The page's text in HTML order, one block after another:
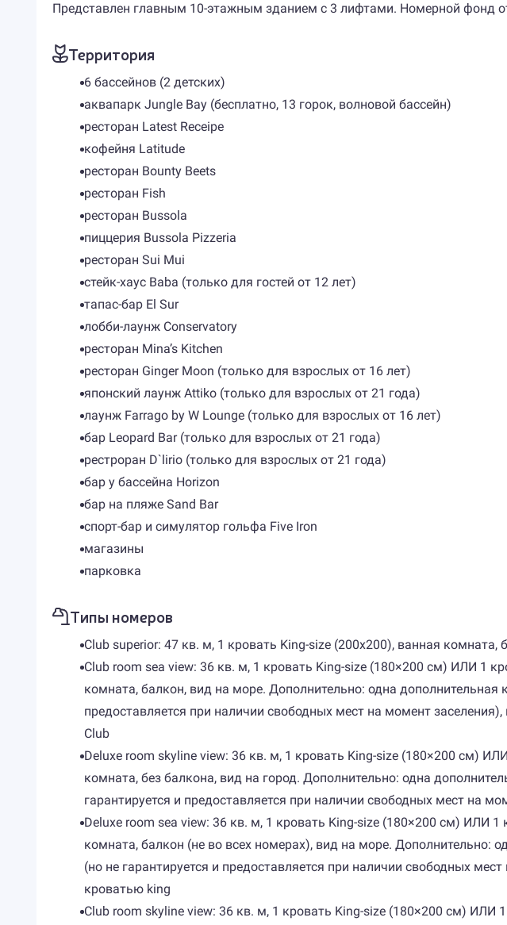
Представлен главным 10-этажным зданием с 3 лифтами. Номерной фонд
Территория
6 бассейнов (2 детских)
аквапарк Jungle Bay (бесплатно, 13 горок, волновой бассейн)
ресторан Latest Receipe
кофейня Latitude
ресторан Bounty Beets
ресторан Fish
ресторан Bussola
пиццерия Bussola Pizzeria
ресторан Sui Mui
стейк-хаус Baba (только для гостей от 12 лет)
тапас-бар El Sur
лобби-лаунж Сonservatory
ресторан Mina’s Kitchen
ресторан Ginger Moon (только для взрослых от 16 лет)
японский лаунж Attiko (только для взрослых от 21 года)
лаунж Farrago by W Lounge (только для взрослых от 16 лет)
бар Leopard Bar (только для взрослых от 21 года)
рестроран D`lirio (только для взрослых от 21 года)
бар у бассейна Horizon
бар на пляже Sand Bar
спорт-бар и симулятор гольфа Five Iron
магазины
парковка
Типы номеров
Club superior: 47 кв. м, 1 кровать King-size (200х200), ванная комната,
Club room sea view: 36 кв. м, 1 кровать King-size (180×200 см) ИЛИ 1
комната, балкон, вид на море. Дополнительно: одна дополнительная
предоставляется при наличии свободных мест на момент
Club
Deluxe room skyline view: 36 кв. м, 1 кровать King-size (180×200 см)
комната, без балкона, вид на город. Дополнительно: одна
гарантируется и предоставляется при наличии свободных мест на
Deluxe room sea view: 36 кв. м, 1 кровать King-size (180×200 см) ИЛИ
комната, балкон (не во всех номерах), вид на море. Дополнительно:
(но не гарантируется и предоставляется при наличии свободных
кроватью king
Club room skyline view: 36 кв. м, 1 кровать King-size (180×200 см) ИЛИ